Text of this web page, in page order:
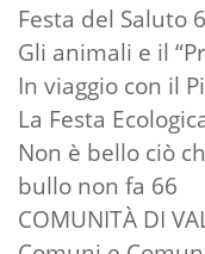
Festa del Saluto
Gli animali e il
In viaggio con il
La Festa
Non è bello ciò
bullo non fa 66
COMUNITÀ DI